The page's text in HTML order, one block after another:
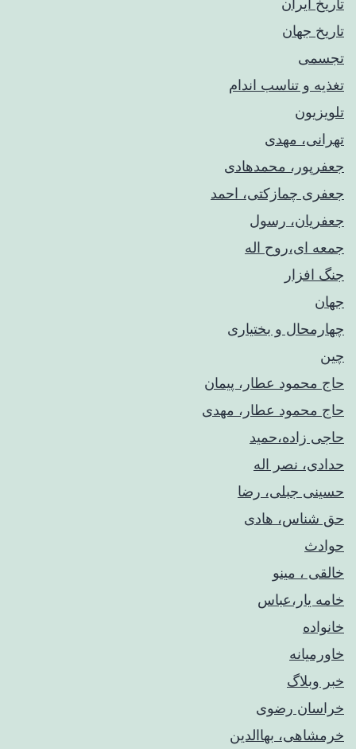
تاریخ ایران
تاریخ جهان
تجسمی
تغذیه و تناسب اندام
تلویزیون
تهرانی، مهدی
جعفرپور، محمدهادی
جعفری چمازکتی، احمد
جعفریان، رسول
جمعه ای،روح اله
جنگ افزار
جهان
چهارمحال و بختیاری
چین
حاج محمود عطار، پیمان
حاج محمود عطار، مهدی
حاجی زاده،حمید
حدادی، نصر اله
حسینی جبلی، رضا
حق شناس، هادی
حوادث
خالقی ، مینو
خامه یار،عباس
خانواده
خاورمیانه
خبر وبلاگ
خراسان رضوی
خرمشاهی، بهاالدین